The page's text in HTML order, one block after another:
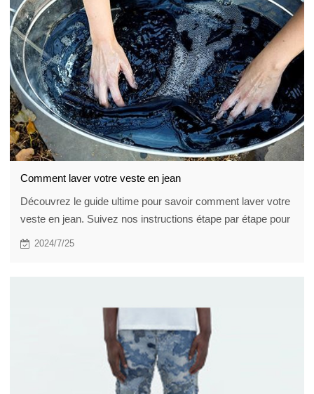
Comment laver votre veste en jean
Découvrez le guide ultime pour savoir comment laver votre
veste en jean. Suivez nos instructions étape par étape pour
garder votre veste fraîche et élégante sans l'abîmer.
2024/7/25